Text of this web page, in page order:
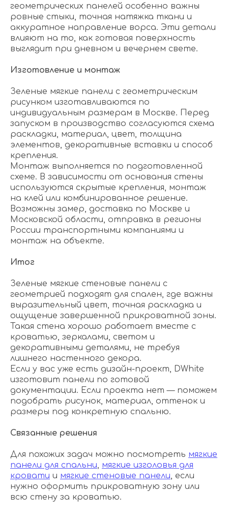
геометрических панелей особенно важны
ровные стыки, точная натяжка ткани и
аккуратное направление ворса. Эти детали
влияют на то, как готовая поверхность
выглядит при дневном и вечернем свете.
Изготовление и монтаж
Зеленые мягкие панели с геометрическим
рисунком изготавливаются по
индивидуальным размерам в Москве. Перед
запуском в производство согласуются схема
раскладки, материал, цвет, толщина
элементов, декоративные вставки и способ
крепления.
Монтаж выполняется по подготовленной
схеме. В зависимости от основания стены
используются скрытые крепления, монтаж
на клей или комбинированное решение.
Возможны замер, доставка по Москве и
Московской области, отправка в регионы
России транспортными компаниями и
монтаж на объекте.
Итог
Зеленые мягкие стеновые панели с
геометрией подходят для спален, где важны
выразительный цвет, точная раскладка и
ощущение завершенной прикроватной зоны.
Такая стена хорошо работает вместе с
кроватью, зеркалами, светом и
декоративными деталями, не требуя
лишнего настенного декора.
Если у вас уже есть дизайн-проект, DWhite
изготовит панели по готовой
документации. Если проекта нет — поможем
подобрать рисунок, материал, оттенок и
размеры под конкретную спальню.
Связанные решения
Для похожих задач можно посмотреть мягкие
панели для спальни, мягкие изголовья для
кровати и мягкие стеновые панели, если
нужно оформить прикроватную зону или
всю стену за кроватью.